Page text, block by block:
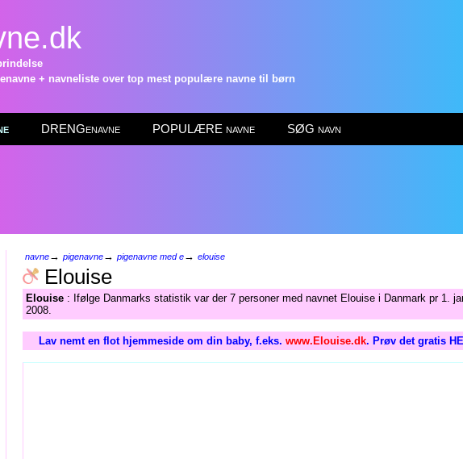
+ navneliste over top mest populære navne til børn
DRENGenavne POPULÆRE navne SØG navn
navne→ pigenavne→ pigenavne med e→ elouise
Elouise
Elouise : Ifølge Danmarks statistik var der 7 personer med navnet Elouise i Danmark pr 1.
2008.
Lav nemt en flot hjemmeside om din baby, f.eks. www.Elouise.dk. Prøv det gratis